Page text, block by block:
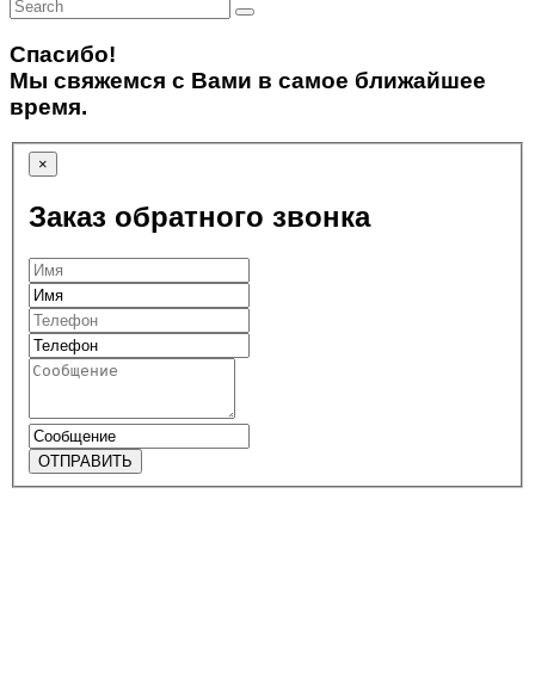
Спасибо!
Мы свяжемся с Вами в самое ближайшее
время.
×
Заказ обратного звонка
ОТПРАВИТЬ